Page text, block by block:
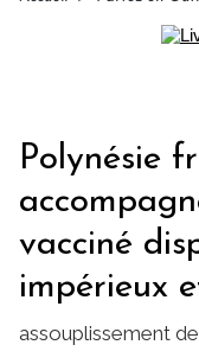
Polynésie
vacciné
impérieux
assouplissement